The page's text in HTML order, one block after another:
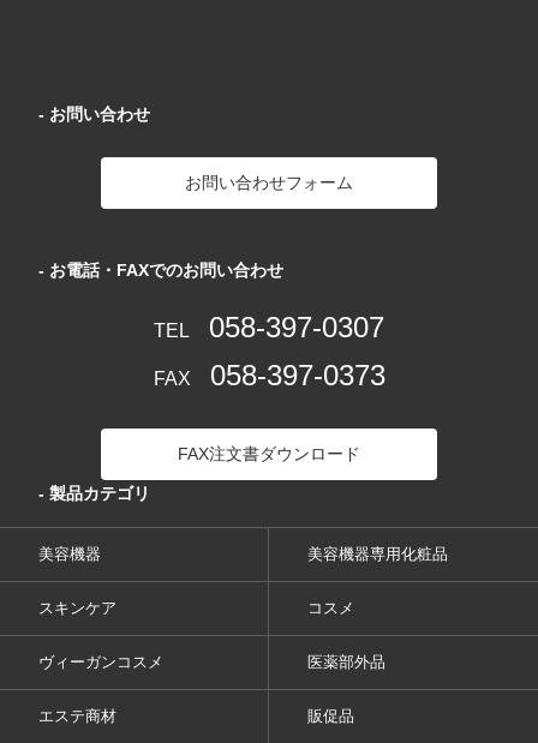
- 製品カテゴリ
美容機器 美容機器専用化粧品
スキンケア コスメ
ヴィーガンコスメ 医薬部外品
エステ商材 販促品
- お問い合わせ
お問い合わせフォーム
- お電話・FAXでのお問い合わせ
TEL 058-397-0307
FAX 058-397-0373
FAX注文書ダウンロード